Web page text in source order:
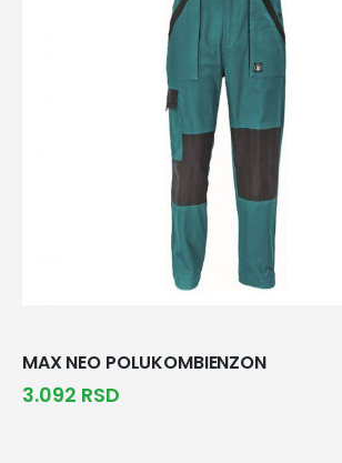
MAX NEO POLUKOMBIENZON
3.092 RSD